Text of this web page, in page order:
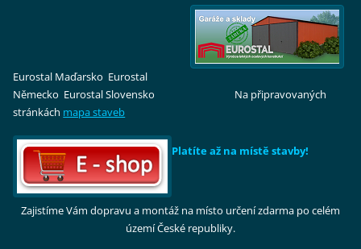
Eurostal Maďarsko Eurostal
Německo Eurostal Slovensko Na připravovaných
stránkách mapa staveb
Platíte až na místě stavby!
Zajistíme Vám dopravu a montáž na místo určení zdarma po celém
území České republiky.